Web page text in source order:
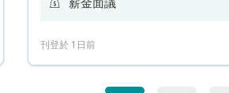
薪金面議
刊登於 1日前